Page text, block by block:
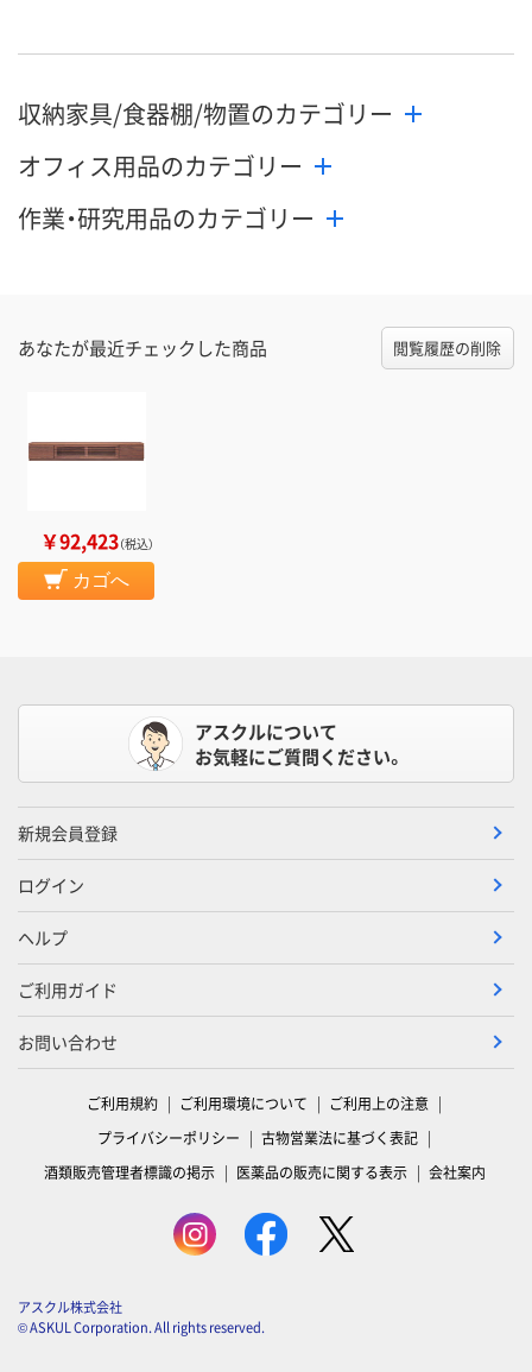
収納家具/食器棚/物置のカテゴリー
オフィス用品のカテゴリー
作業・研究用品のカテゴリー
あなたが最近チェックした商品 閲覧履歴の削除
￥92,423（税込）
カゴへ
アスクルについて
お気軽にご質問ください。
新規会員登録
ログイン
ヘルプ
ご利用ガイド
お問い合わせ
ご利用規約 ご利用環境について
ご利用上の注意
プライバシーポリシー
古物営業法に基づく表記
酒類販売管理者標識の掲示
医薬品の販売に関する表示 会社案内
アスクル株式会社
© ASKUL Corporation. All rights reserved.